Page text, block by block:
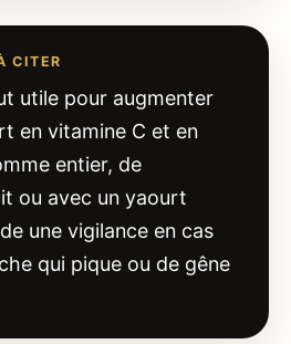
CITER
utile pour augmenter
en vitamine C et en
entier, de
ou avec un yaourt
une vigilance en cas
qui pique ou de gêne